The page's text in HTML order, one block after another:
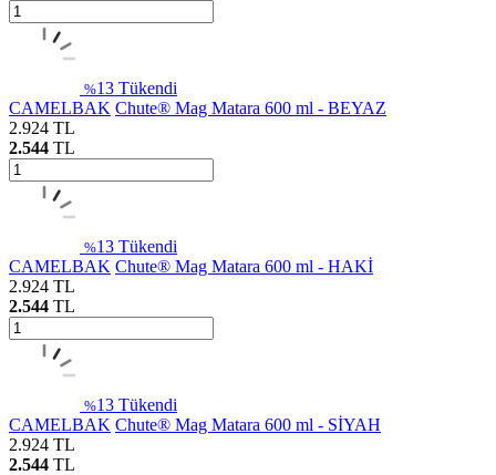
%13 Tükendi
CAMELBAK Chute® Mag Matara 600 ml - BEYAZ
2.924 TL
2.544 TL
%13 Tükendi
CAMELBAK Chute® Mag Matara 600 ml - HAKİ
2.924 TL
2.544 TL
%13 Tükendi
CAMELBAK Chute® Mag Matara 600 ml - SİYAH
2.924 TL
2.544 TL